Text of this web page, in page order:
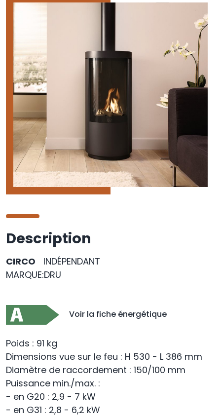
Description
CIRCO
INDÉPENDANT
MARQUE:DRU
Voir la fiche énergétique
Poids : 91 kg
Dimensions vue sur le feu : H 530 - L 386 mm
Diamètre de raccordement : 150/100 mm
Puissance min./max. :
- en G20 : 2,9 - 7 kW
- en G31 : 2,8 - 6,2 kW